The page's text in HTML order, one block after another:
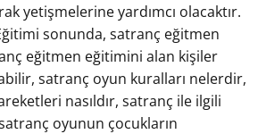
yetişmelerine yardımcı olacaktır.
sonunda, satranç eğitmen
eğitmen eğitimini alan kişiler
satranç oyun kuralları nelerdir,
nasıldır, satranç ile ilgili
oyunun çocukların